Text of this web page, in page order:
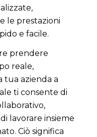
le prestazioni
e facile.
prendere
reale,
tua azienda a
ti consente di
lavorare insieme
Ciò significa